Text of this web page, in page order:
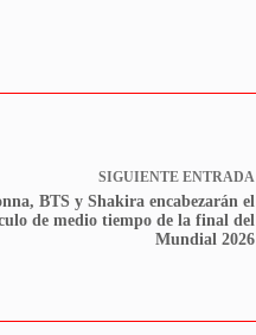
SIGUIENTE ENTRADA
BTS y Shakira encabezarán el
de medio tiempo de la final del
Mundial 2026